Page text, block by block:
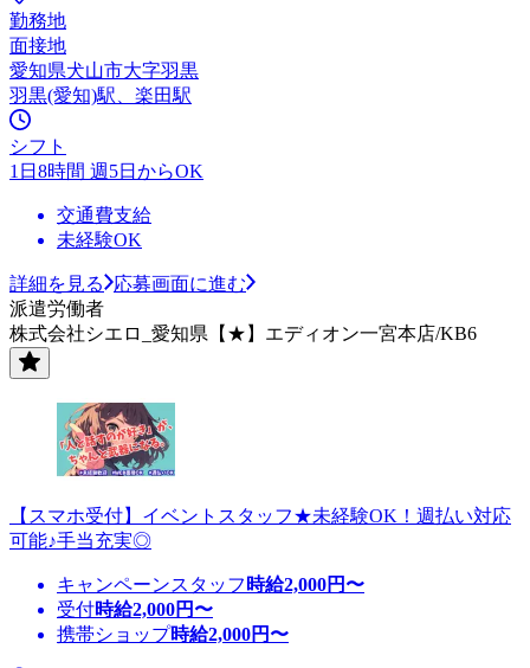
勤務地
面接地
愛知県犬山市大字羽黒
羽黒(愛知)駅、楽田駅
シフト
1日8時間 週5日からOK
交通費支給
未経験OK
詳細を見る
応募画面に進む
派遣労働者
株式会社シエロ_愛知県【★】エディオン一宮本店/KB6
【スマホ受付】イベントスタッフ★未経験OK！週払い対応
可能♪手当充実◎
キャンペーンスタッフ 時給2,000円〜
受付時給2,000円〜
携帯ショップ時給2,000円〜